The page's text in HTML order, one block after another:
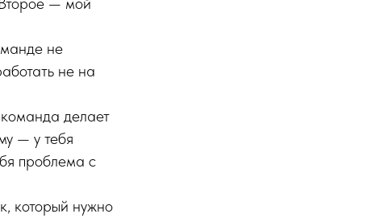
не
не на
делает
— у тебя
проблема с
который нужно